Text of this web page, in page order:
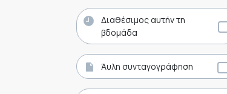
Διαθέσιμος αυτήν τη
βδομάδα
Άυλη συνταγογράφηση